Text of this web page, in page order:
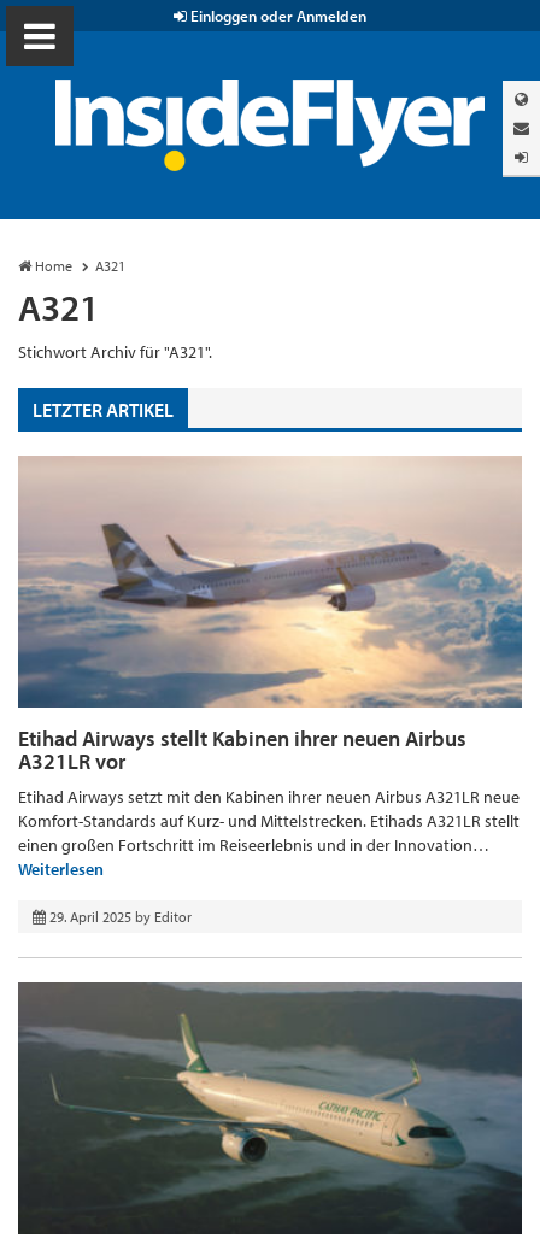
Einloggen oder Anmelden
Home A321
A321
Stichwort Archiv für "A321".
LETZTER ARTIKEL
Etihad Airways stellt Kabinen ihrer neuen Airbus
A321LR vor
Etihad Airways setzt mit den Kabinen ihrer neuen Airbus A321LR neue
Komfort-Standards auf Kurz- und Mittelstrecken. Etihads A321LR stellt
einen großen Fortschritt im Reiseerlebnis und in der Innovation…
Weiterlesen
29. April 2025 by Editor